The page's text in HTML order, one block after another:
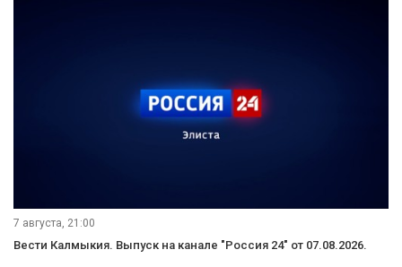
7 августа, 21:00
Вести Калмыкия. Выпуск на канале "Россия 24" от 07.08.2026.